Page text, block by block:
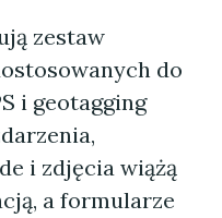
zestaw
do
i geotagging
i zdjęcia wiążą
a formularze